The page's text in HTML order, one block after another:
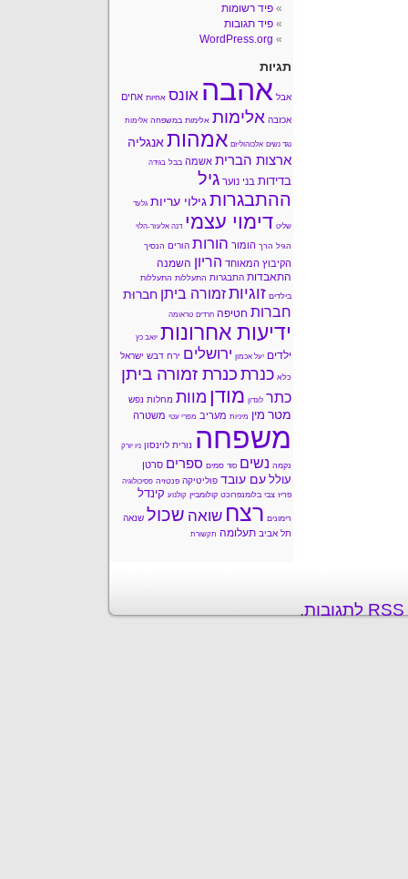
פיד רשומות
פיד תגובות
WordPress.org
תגיות
אבל אהבה אונס אחיות אחים
אכזבה אלימות אלימות במשפחה אלימות
נגד נשים אלכוהוליזם אמהותאנגליה
ארצות הברית אשמה בבל בגידה
בדידות בני נוער גיל
ההתבגרות גילוי עריות גלעד
שליט דימוי עצמי דנה אלעזר-הלוי
הגיל הרך הומור הורות הורים הנסיך
הקיבוץ המאוחד הריון השמנה
התאבדות התבגרות התעללות התעללות
בילדים זוגיותזמורה ביתן חברוּת
חברות חטיפה חרדים טראומה
ידיעות אחרונות יואב כץ
ילדים יעל אכמון ירושלים ירח דבש ישראל
כלא כנרת כנרת זמורה ביתן
כתר לונדון מודן מוות מחלות נפש
מטר מין מיניות מעריב מפרי עטי משטרה
משפחה נורית לוינסון ניו יורק
נקמה נשים סוד סמים ספרים סרטן
עולל עם עובד פוליטיקה פנטזיה פסיכולוגיה
פריז צבי בלומנפרוכט קולומביין קולנוע קינדל
רימונים רצח שואה שכול שנאה
תל אביב תעלומה תקשורת
.